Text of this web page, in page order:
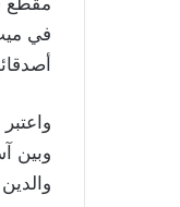
في
وبين